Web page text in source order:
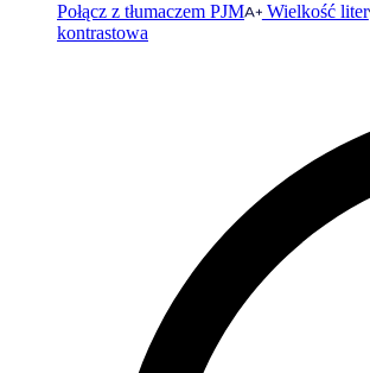
Połącz z tłumaczem PJM Wielkość liter
kontrastowa